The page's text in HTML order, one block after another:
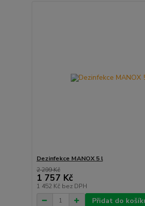
Dezinfekce MANOX 5 l
2 299 Kč
1 757 Kč
1 452 Kč bez DPH
Přidat do